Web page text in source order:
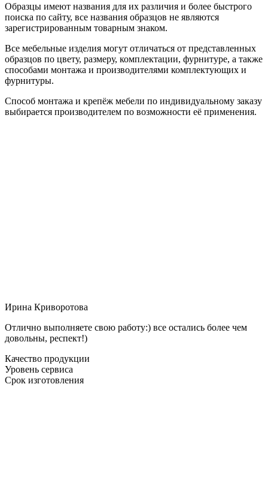
Образцы имеют названия для их различия и более быстрого
поиска по сайту, все названия образцов не являются
зарегистрированным товарным знаком.
Все мебельные изделия могут отличаться от представленных
образцов по цвету, размеру, комплектации, фурнитуре, а также
способами монтажа и производителями комплектующих и
фурнитуры.
Способ монтажа и крепёж мебели по индивидуальному заказу
выбирается производителем по возможности её применения.
Ирина Криворотова
Отлично выполняете свою работу:) все остались более чем
довольны, респект!)
Качество продукции
Уровень сервиса
Срок изготовления